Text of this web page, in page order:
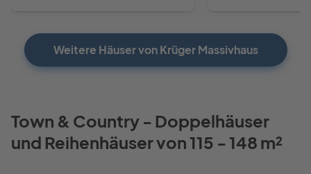
Weitere Häuser von Krüger Massivhaus
Town & Country - Doppelhäuser
und Reihenhäuser von 115 - 148 m²